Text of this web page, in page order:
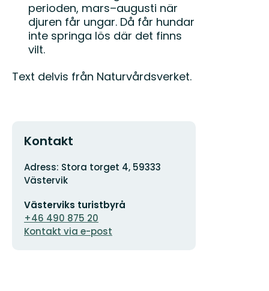
perioden, mars–augusti när
djuren får ungar. Då får hundar
inte springa lös där det finns
vilt.
Text delvis från Naturvårdsverket.
Kontakt
Adresse
Adress: Stora torget 4, 59333
Västervik
postadresse
Västerviks turistbyrå
+46 490 875 20
Kontakt via e-post